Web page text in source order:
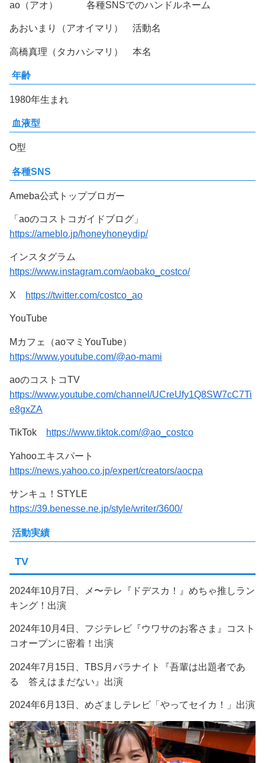
ao（アオ） 各種SNSでのハンドルネーム
あおいまり（アオイマリ） 活動名
高橋真理（タカハシマリ） 本名
年齢
1980年生まれ
血液型
O型
各種SNS
Ameba公式トップブロガー
「aoのコストコガイドブログ」
https://ameblo.jp/honeyhoneydip/
インスタグラム
https://www.instagram.com/aobako_costco/
X https://twitter.com/costco_ao
YouTube
Mカフェ（aoマミYouTube）
https://www.youtube.com/@ao-mami
aoのコストコTV
https://www.youtube.com/channel/UCreUfy1Q8SW7cC7Ti
e8gxZA
TikTok https://www.tiktok.com/@ao_costco
Yahooエキスパート
https://news.yahoo.co.jp/expert/creators/aocpa
サンキュ！STYLE
https://39.benesse.ne.jp/style/writer/3600/
活動実績
TV
2024年10月7日、メ〜テレ『ドデスカ！』めちゃ推しラン
キング！出演
2024年10月4日、フジテレビ『ウワサのお客さま』コスト
コオープンに密着！出演
2024年7月15日、TBS月バラナイト『吾輩は出題者であ
る 答えはまだない』出演
2024年6月13日、めざましテレビ「やってセイカ！」出演